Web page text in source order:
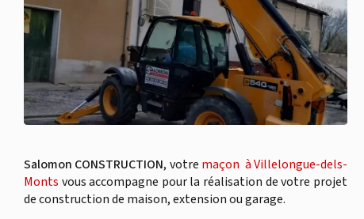
Salomon CONSTRUCTION, votre maçon à Villelongue-dels-
Monts vous accompagne pour la réalisation de votre projet
de construction de maison, extension ou garage.